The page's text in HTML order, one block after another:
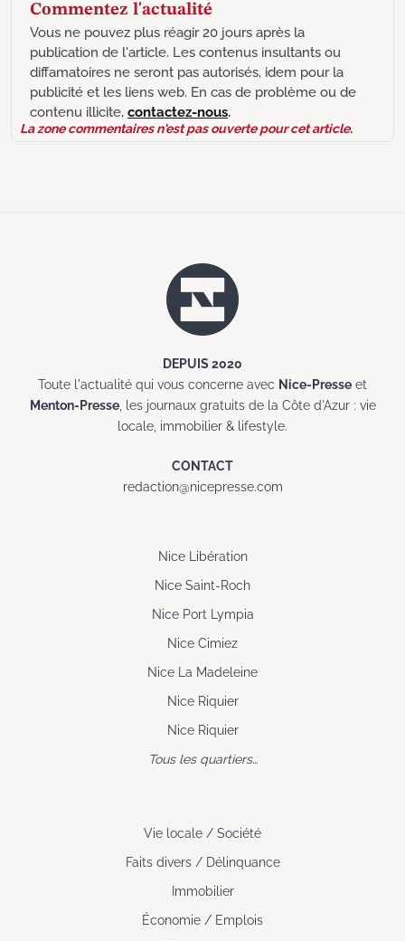
Commentez l'actualité
Vous ne pouvez plus réagir 20 jours après la
publication de l'article. Les contenus insultants ou
diffamatoires ne seront pas autorisés, idem pour la
publicité et les liens web. En cas de problème ou de
contenu illicite, contactez-nous.
La zone commentaires n'est pas ouverte pour cet article.
DEPUIS 2020
Toute l'actualité qui vous concerne avec Nice-Presse et
Menton-Presse, les journaux gratuits de la Côte d'Azur : vie
locale, immobilier & lifestyle.
CONTACT
redaction@nicepresse.com
Nice Libération
Nice Saint-Roch
Nice Port Lympia
Nice Cimiez
Nice La Madeleine
Nice Riquier
Nice Riquier
Tous les quartiers…
Vie locale / Société
Faits divers / Délinquance
Immobilier
Économie / Emplois